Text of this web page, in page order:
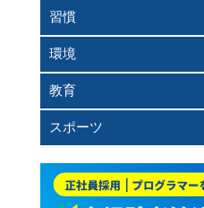
習慣
環境
教育
スポーツ